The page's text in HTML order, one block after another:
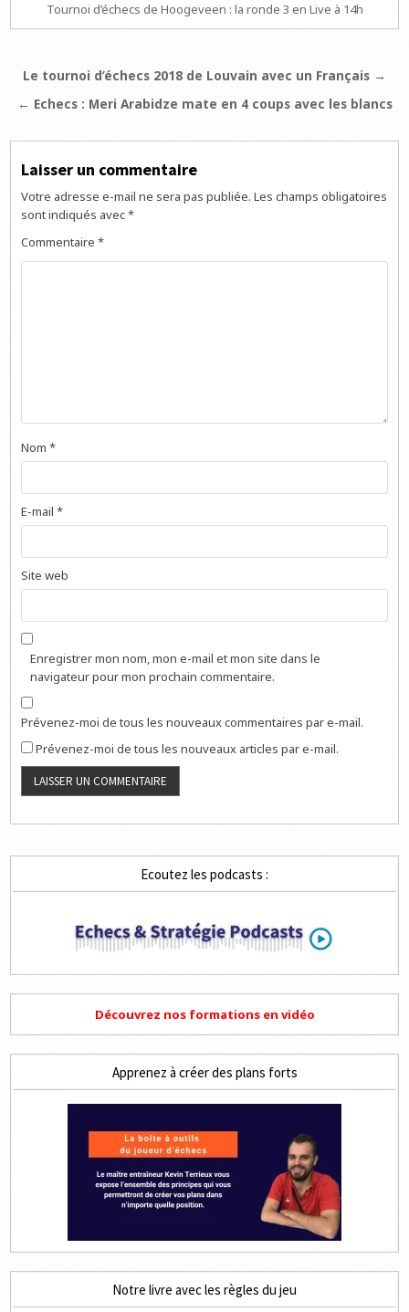
Tournoi d’échecs de Hoogeveen : la ronde 3 en Live à 14h
Navigation
de
Le tournoi d’échecs 2018 de Louvain avec un Français →
← Echecs : Meri Arabidze mate en 4 coups avec les blancs
Laisser un commentaire
Votre adresse e-mail ne sera pas publiée. Les champs obligatoires
sont indiqués avec*
Commentaire*
Nom*
E-mail*
Site web
Enregistrer mon nom, mon e-mail et mon site dans le
navigateur pour mon prochain commentaire.
Prévenez-moi de tous les nouveaux commentaires par e-mail.
Prévenez-moi de tous les nouveaux articles par e-mail.
Ecoutez les podcasts :
Découvrez nos formations en vidéo
Apprenez à créer des plans forts
Notre livre avec les règles du jeu